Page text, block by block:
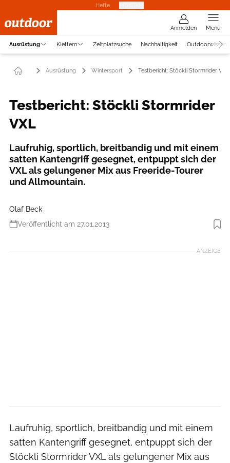
Hefte
Anmelden Menü
Ausrüstung Klettern Zeltplatzsuche Nachhaltigkeit Outdoorwissen
Ausrüstung Wintersport Testbericht: Stöckli Stormrider VXL
Testbericht: Stöckli Stormrider
VXL
Laufruhig, sportlich, breitbandig und mit einem
satten Kantengriff gesegnet, entpuppt sich der
VXL als gelungener Mix aus Freeride-Tourer
und Allmountain.
Olaf Beck
Veröffentlicht am 27.01.2013
Foto: Stöckli
ANZEIGE
Laufruhig, sportlich, breitbandig und mit einem
satten Kantengriff gesegnet, entpuppt sich der
Stöckli Stormrider VXL als gelungener Mix aus